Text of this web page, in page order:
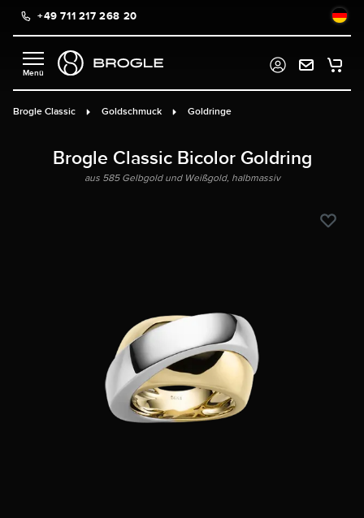
springen
+49 711 217 268 20
Brogle Classic Goldschmuck Goldringe
Brogle Classic Bicolor Goldring
aus 585 Gelbgold und Weißgold, halbmassiv